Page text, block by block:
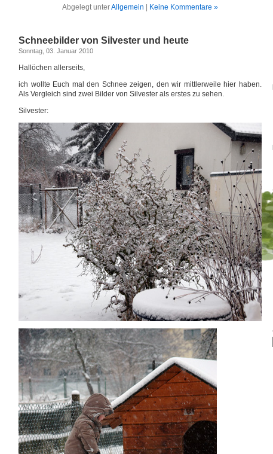
Abgelegt unterAllgemein Keine Kommentare »
Schneebilder von Silvester und heute
Sonntag, 03. Januar 2010
Hallöchen allerseits,
ich wollte Euch mal den Schnee zeigen, den wir mittlerweile hier haben.
Als Vergleich sind zwei Bilder von Silvester als erstes zu sehen.
Silvester: